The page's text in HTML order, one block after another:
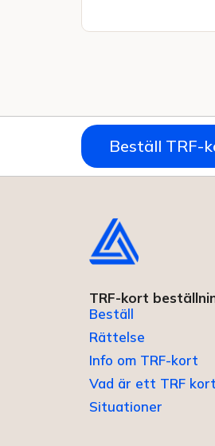
Beställ TRF-
TRF-kort
Beställ
Rättelse
Info om TRF-kort
Vad är ett TRF
Situationer